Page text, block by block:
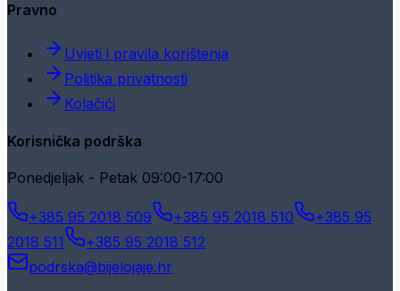
Pravno
Uvjeti i pravila korištenja
Politika privatnosti
Kolačići
Korisnička podrška
Ponedjeljak - Petak 09:00-17:00
+385 95 2018 509 +385 95 2018 510
+385 95
2018 511
+385 95 2018 512
podrska@bijelojaje.hr